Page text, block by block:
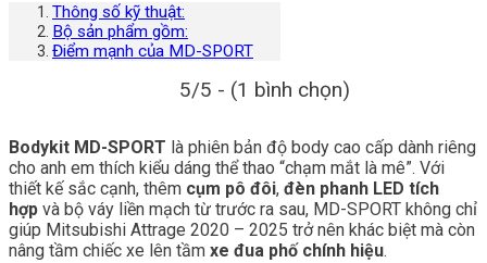
Thông số kỹ thuật:
Bộ sản phẩm gồm:
Điểm mạnh của MD-SPORT
5/5 - (1 bình chọn)
Bodykit MD-SPORT là phiên bản độ body cao cấp dành riêng
cho anh em thích kiểu dáng thể thao “chạm mắt là mê”. Với
thiết kế sắc cạnh, thêm cụm pô đôi, đèn phanh LED tích
hợp và bộ váy liền mạch từ trước ra sau, MD-SPORT không chỉ
giúp Mitsubishi Attrage 2020 – 2025 trở nên khác biệt mà còn
nâng tầm chiếc xe lên tầm xe đua phố chính hiệu.